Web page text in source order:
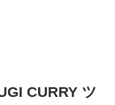
CURRY ツ